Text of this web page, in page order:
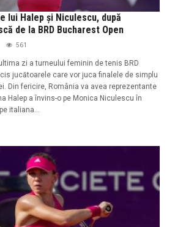
lui Halep şi Niculescu, după
de la BRD Bucharest Open
561
zi a turneului feminin de tenis BRD
jucătoarele care vor juca finalele de simplu
Din fericire, România va avea reprezentante
Halep a învins-o pe Monica Niculescu în
italiana...